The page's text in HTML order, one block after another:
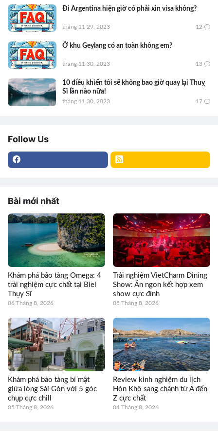
Đi Argentina hiện giờ có phải xin visa không?
tháng 11 29, 2023 12
Ở khu Geylang có an toàn không em?
tháng 11 30, 2023 13
10 điều khiến tôi sẽ không bao giờ quay lại Thuỵ
Sĩ lần nào nữa!
tháng 11 30, 2023 17
Follow Us
Bài mới nhất
Khám phá bảo tàng Omega: 4
trải nghiệm cực chất tại Biel
Thụy Sĩ
06 Tháng 8, 2026
Trải nghiệm VietCharm Dining
Show: Ăn ngon kết hợp xem
show cực đỉnh
05 Tháng 8, 2026
Khám phá bảo tàng bí mật
giữa lòng Sài Gòn với 5 góc
chụp cực chill
05 Tháng 8, 2026
Review kinh nghiệm du lịch
Hòn Khô sang chảnh từ A đến
Z cực chất
04 Tháng 8, 2026